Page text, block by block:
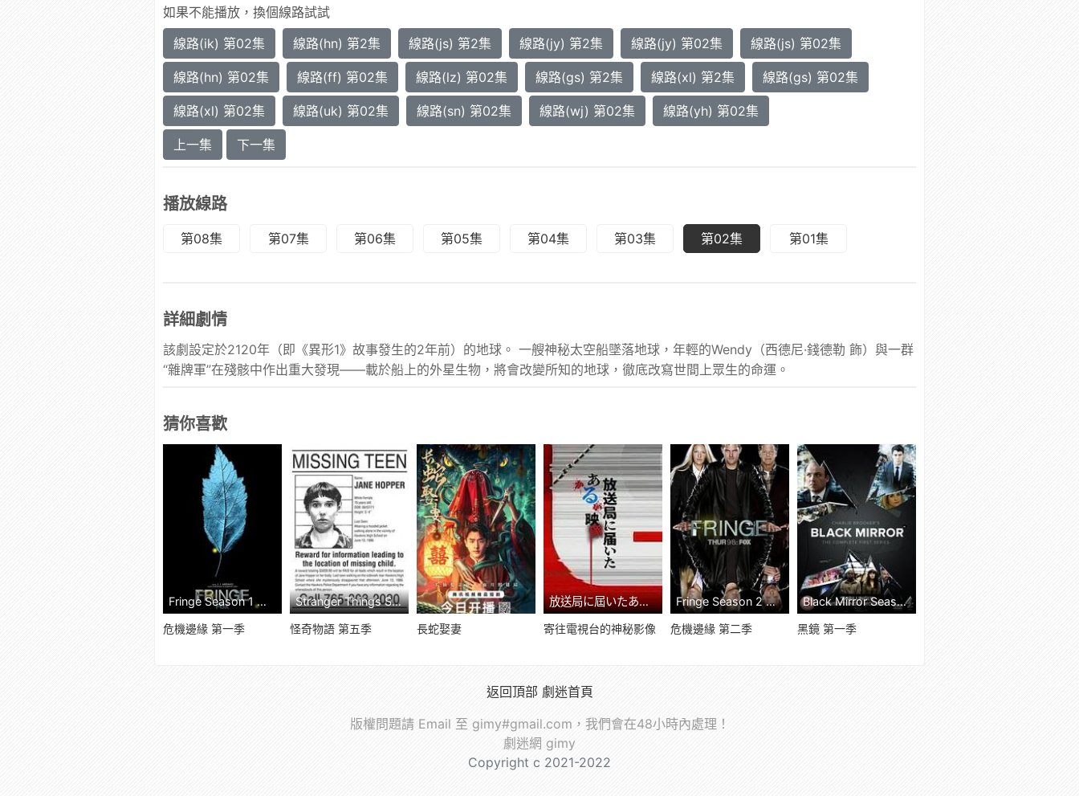
如果不能播放，換個線路試試
線路(ik) 第02集
線路(hn) 第2集 線路(js) 第2集 線路(jy) 第2集 線路(jy) 第02集 線路(js) 第02集
線路(hn) 第02集 線路(ff) 第02集 線路(lz) 第02集 線路(gs) 第2集 線路(xl) 第2集 線路(gs) 第02集
線路(xl) 第02集 線路(uk) 第02集 線路(sn) 第02集 線路(wj) 第02集 線路(yh) 第02集
上一集 下一集
播放線路
第08集 第07集 第06集 第05集 第04集 第03集 第02集 第01集
詳細劇情
該劇設定於2120年（即《異形1》故事發生的2年前）的地球。 一艘神秘太空船墜落地球，年輕的Wendy（西德尼·錢德勒 飾）與一群
“雜牌軍”在殘骸中作出重大發現——載於船上的外星生物，將會改變所知的地球，徹底改寫世間上眾生的命運。
猜你喜歡
Fringe Season 1 線上看
危機邊緣 第一季
Stranger Things Season 5 線上看
怪奇物語 第五季
長蛇娶妻
放送局に屆いたある映像 線上看
寄往電視台的神秘影像
Fringe Season 2 線上看
危機邊緣 第二季
Black Mirror Season 1 線上看
黑鏡 第一季
返回頂部 劇迷首頁
版權問題請 Email 至 gimy#gmail.com，我們會在48小時內處理！
劇迷網 gimy
Copyright c 2021-2022